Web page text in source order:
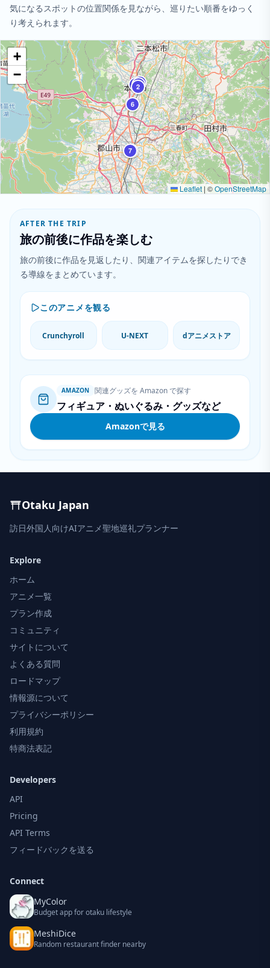
気になるスポットの位置関係を見ながら、巡りたい順番をゆっく
り考えられます。
12
3
4
5
6
7
+
−
Leaflet | ©OpenStreetMap
AFTER THE TRIP
旅の前後に作品を楽しむ
旅の前後に作品を見返したり、関連アイテムを探したりでき
る導線をまとめています。
このアニメを観る
Crunchyroll U-NEXT dアニメストア
AMAZON 関連グッズを Amazon で探す
フィギュア・ぬいぐるみ・グッズなど
Amazonで見る
Otaku Japan
訪日外国人向けAIアニメ聖地巡礼プランナー
Explore
ホーム
アニメ一覧
プラン作成
コミュニティ
サイトについて
よくある質問
ロードマップ
情報源について
プライバシーポリシー
利用規約
特商法表記
Developers
API
Pricing
API Terms
フィードバックを送る
Connect
MyColor
Budget app for otaku lifestyle
MeshiDice
Random restaurant finder nearby